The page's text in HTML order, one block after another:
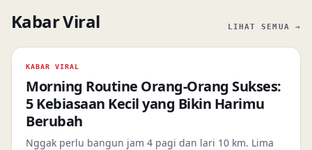
Kabar Viral LIHAT SEMUA →
KABAR VIRAL
Morning Routine Orang-Orang Sukses:
5 Kebiasaan Kecil yang Bikin Harimu
Berubah
Nggak perlu bangun jam 4 pagi dan lari 10 km. Lima